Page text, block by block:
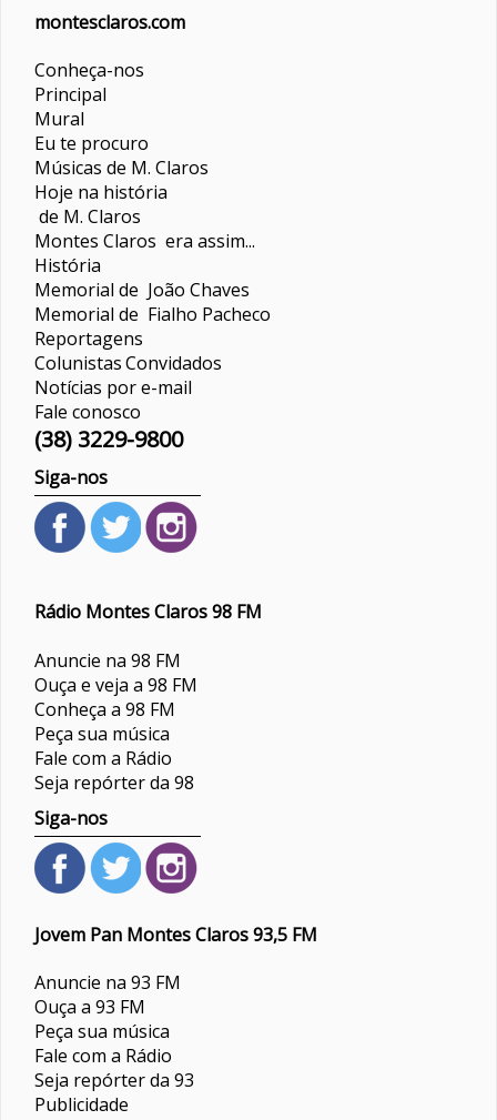
montesclaros.com
Conheça-nos
Principal
Mural
Eu te procuro
Músicas de M. Claros
Hoje na história
de M. Claros
Montes Claros era assim...
História
Memorial de João Chaves
Memorial de Fialho Pacheco
Reportagens
ColunistasConvidados
Notícias por e-mail
Fale conosco
(38) 3229-9800
Siga-nos
Rádio Montes Claros 98 FM
Anuncie na 98 FM
Ouça e veja a 98 FM
Conheça a 98 FM
Peça sua música
Fale com a Rádio
Seja repórter da 98
Siga-nos
Jovem Pan Montes Claros 93,5 FM
Anuncie na 93 FM
Ouça a 93 FM
Peça sua música
Fale com a Rádio
Seja repórter da 93
Publicidade